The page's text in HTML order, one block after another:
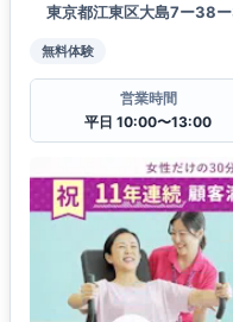
東京都江東区大島7ー38
無料体験
営業時間
平日 10:00〜13:00